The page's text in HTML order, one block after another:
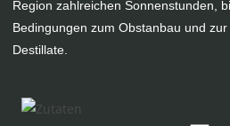
Region zahlreichen Sonnenstunden,
Bedingungen zum Obstanbau und
Destillate.